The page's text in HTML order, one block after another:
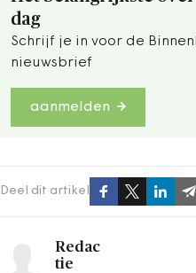
dag
Schrijf je in voor de
nieuwsbrief
aanmelden
Deel dit artikel
Redac
tie